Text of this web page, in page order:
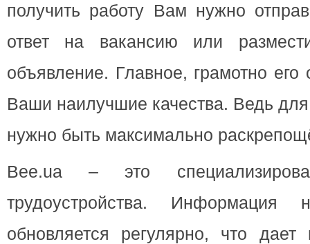
получить работу Вам нужно
ответ на вакансию или
объявление. Главное, грамотно его
Ваши наилучшие качества. Ведь
нужно быть максимально
Bee.ua – это
трудоустройства.
обновляется регулярно, что дает